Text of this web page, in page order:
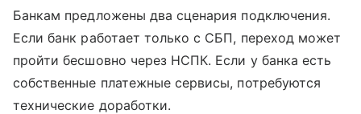
Банкам предложены два сценария подключения.
Если банк работает только с СБП, переход может
пройти бесшовно через НСПК. Если у банка есть
собственные платежные сервисы, потребуются
технические доработки.